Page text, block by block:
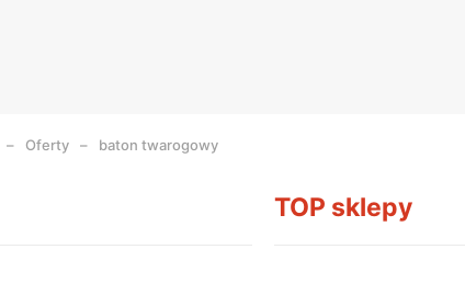
Oferty baton twarogowy
TOP sklepy